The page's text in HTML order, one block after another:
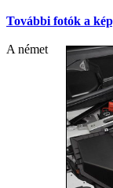
További fotók a
A német